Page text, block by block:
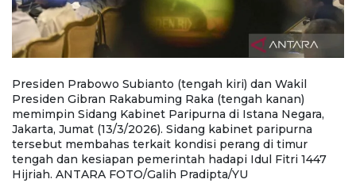
Presiden Prabowo Subianto (tengah kiri) dan Wakil
Presiden Gibran Rakabuming Raka (tengah kanan)
memimpin Sidang Kabinet Paripurna di Istana Negara,
Jakarta, Jumat (13/3/2026). Sidang kabinet paripurna
tersebut membahas terkait kondisi perang di timur
tengah dan kesiapan pemerintah hadapi Idul Fitri 1447
Hijriah. ANTARA FOTO/Galih Pradipta/YU